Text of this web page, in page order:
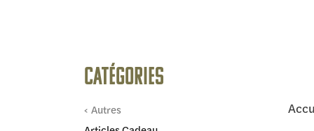
Catégories
Autres